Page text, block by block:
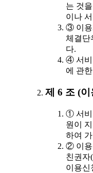
는 것
이나
③ 이용
체결단
다.
④ 서비
에 관
제 6 조 (
① 서비
원이
하여
② 이용
친권자
이용신